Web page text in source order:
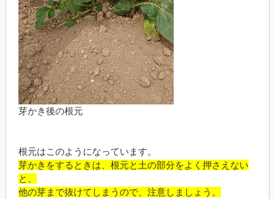
芽かき後の根元
根元はこのようになっています。
芽かきをするときは、根元と土の部分をよく押さえない
と、
他の芽まで抜けてしまうので、注意しましょう。